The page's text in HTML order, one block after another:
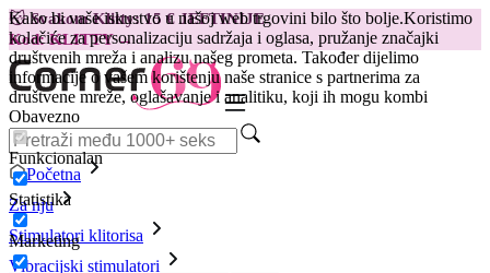
Kako bi vaše iskustvo u našoj web trgovini bilo što bolje.Koristimo
kolačiće za personalizaciju sadržaja i oglasa, pružanje značajki
društvenih mreža i analizu našeg prometa. Također dijelimo
informacije o vašem korištenju naše stranice s partnerima za
društvene mreže, oglašavanje i analitiku, koji ih mogu kombi
Obavezno
Funkcionalan
Statistika
Marketing
😽Svakom Klitty: 15 € JEFTINIJE
Kod: KLITTY →
Početna
Za nju
Stimulatori klitorisa
Vibracijski stimulatori